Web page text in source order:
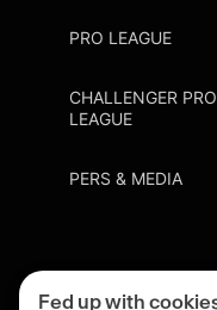
PRO LEAGUE
CHALLENGER PRO
LEAGUE
PERS & MEDIA